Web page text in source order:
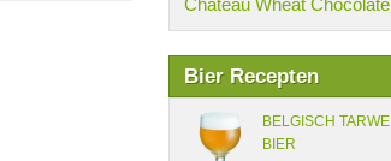
Château Wheat Chocolate
Bier Recepten
BELGISCH TARWE
BIER